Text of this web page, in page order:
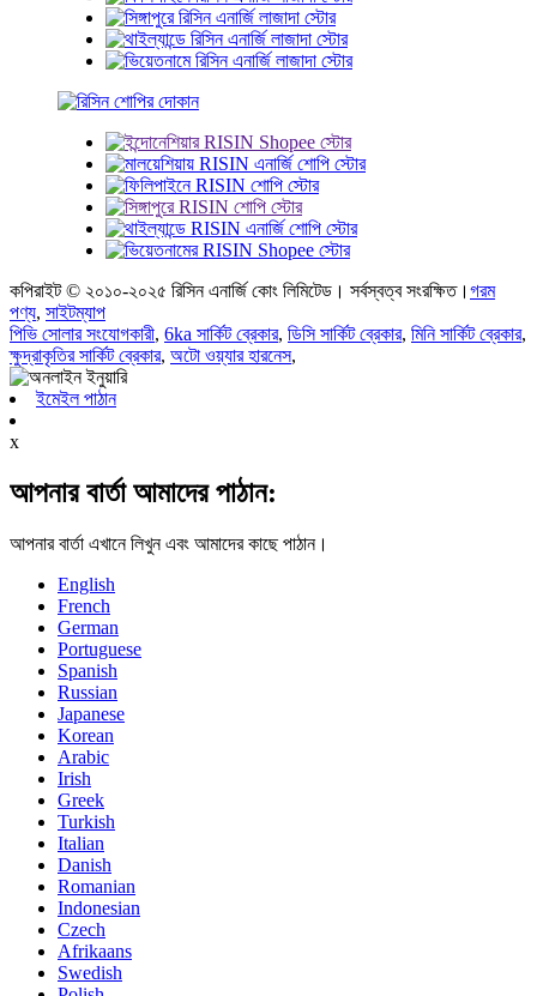
কপিরাইট © ২০১০-২০২৫ রিসিন এনার্জি কোং লিমিটেড। সর্বস্বত্ব সংরক্ষিত। গরম
পণ্য, সাইটম্যাপ
পিভি সোলার সংযোগকারী, 6ka সার্কিট ব্রেকার, ডিসি সার্কিট ব্রেকার, মিনি সার্কিট ব্রেকার,
ক্ষুদ্রাকৃতির সার্কিট ব্রেকার, অটো ওয়্যার হারনেস,
ইমেইল পাঠান
x
আপনার বার্তা আমাদের পাঠান:
আপনার বার্তা এখানে লিখুন এবং আমাদের কাছে পাঠান।
English
French
German
Portuguese
Spanish
Russian
Japanese
Korean
Arabic
Irish
Greek
Turkish
Italian
Danish
Romanian
Indonesian
Czech
Afrikaans
Swedish